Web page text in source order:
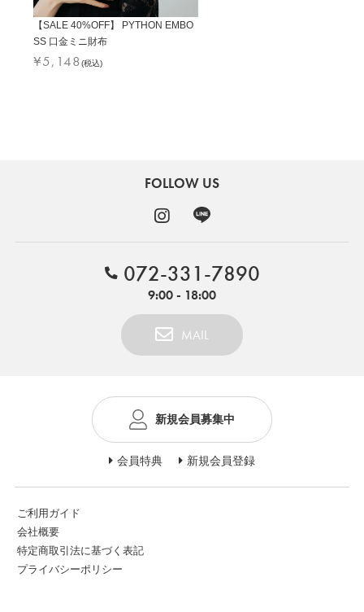
【SALE 40%OFF】 PYTHON EMBO
SS 口金ミニ財布
¥5,148(税込)
FOLLOW US
MAIL
072-331-7890
9:00 - 18:00
新規会員募集中
会員特典 新規会員登録
ご利用ガイド
会社概要
特定商取引法に基づく表記
プライバシーポリシー